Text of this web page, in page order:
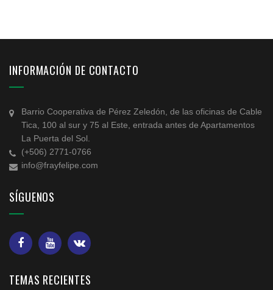
INFORMACIÓN DE CONTACTO
Barrio Cooperativa de Pérez Zeledón, de las oficinas de Cable
Tica, 100 al sur y 75 al Este, entrada antes de Apartamentos
La Puerta del Sol.
(+506) 2771-0766
info@frayfelipe.com
SÍGUENOS
TEMAS RECIENTES